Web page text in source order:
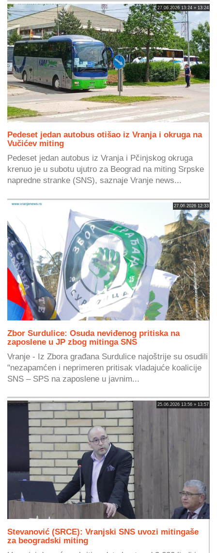
27.06.2026 13:24 » 13:24
Pedeset jedan autobus otišao iz Vranja i okruga na
Vučićev miting
Pedeset jedan autobus iz Vranja i Pčinjskog okruga
krenuo je u subotu ujutro za Beograd na miting Srpske
napredne stranke (SNS), saznaje Vranje news...
27.06.2026 12:33
Zbor Surdulice: Osuda neviđenog pritiska na
zaposlene u JP zbog mitinga SNS
Vranje - Iz Zbora građana Surdulice najoštrije su osudili
"nezapamćen i neprimeren pritisak vladajuće koalicije
SNS – SPS na zaposlene u javnim...
25.06.2026 13:56 » 13:57
Stevanović (SRCE): Vranjski SNS uvozi mitingaše
za beogradski miting